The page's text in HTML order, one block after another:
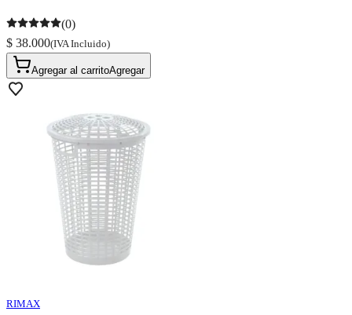
(0)
$ 38.000(IVA Incluido)
Agregar al carritoAgregar
RIMAX